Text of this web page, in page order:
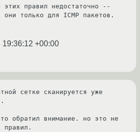
правил недостаточно --
только для ICMP пакетов.
19:36:12 +00:00
сетке сканируется уже
обратил внимание. но это не
правил.